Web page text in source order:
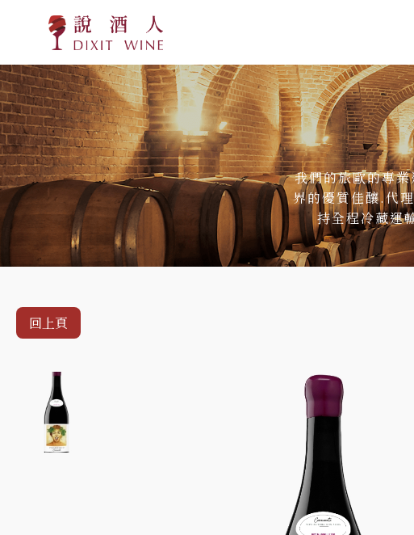
我們的旅歐的專
界的優質佳釀.代
持全程冷藏運
回上頁